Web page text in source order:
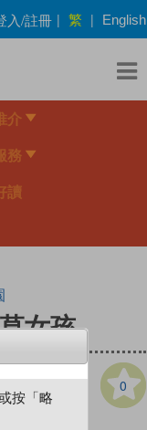
入/註冊 | 繁 | English
介
務
讀
女孩
0
按「略